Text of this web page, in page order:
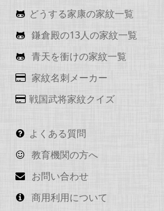
どうする家康の家紋一覧
鎌倉殿の13人の家紋一覧
青天を衝けの家紋一覧
家紋名刺メーカー
戦国武将家紋クイズ
よくある質問
教育機関の方へ
お問い合わせ
商用利用について